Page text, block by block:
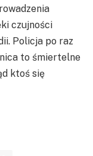
czujności
Policja po raz
to śmiertelne
ktoś się